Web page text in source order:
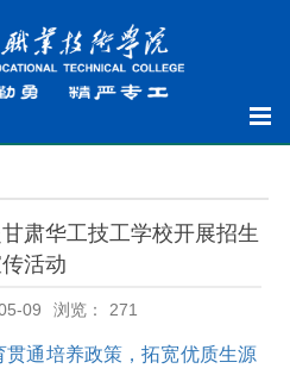
肃华工技工学校开展招生
活动
09 浏览： 271
贯通培养政策，拓宽优质生源